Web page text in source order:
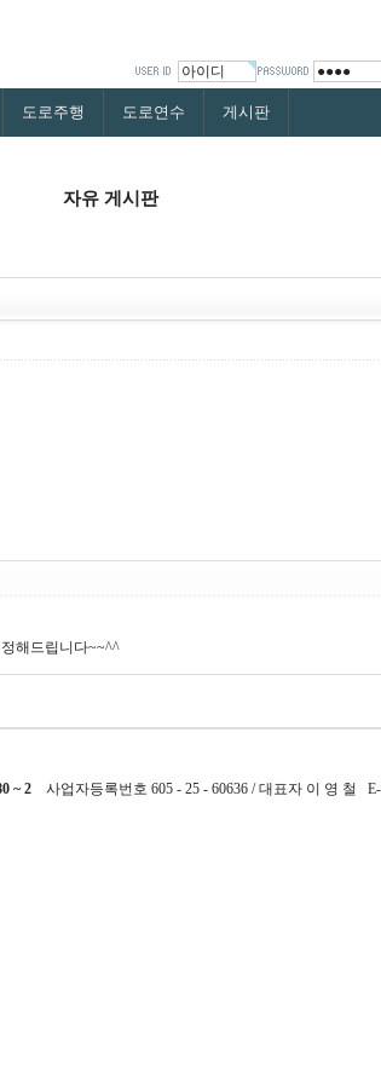
도로주행 도로연수 게시판
자유 게시판
해드립니다~~^^
~ 2 사업자등록번호 605 - 25 - 60636 / 대표자 이 영 철